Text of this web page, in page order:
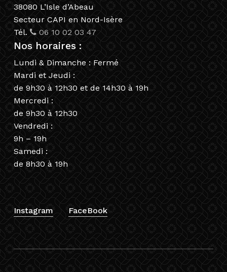
38080 L’Isle d’Abeau
Secteur CAPI en Nord-Isère
Tél.
06 10 02 03 47
Nos horaires :
Lundi & Dimanche : Fermé
Mardi et Jeudi :
de 9h30 à 12h30 et de 14h30 à 19h
Mercredi :
de 9h30 à 12h30
Vendredi :
9h – 19h
Samedi :
de 8h30 à 19h
Instagram FaceBook